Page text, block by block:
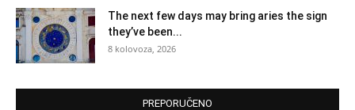
The next few days may bring aries the sign
they’ve been...
8 kolovoza, 2026
PREPORUČENO